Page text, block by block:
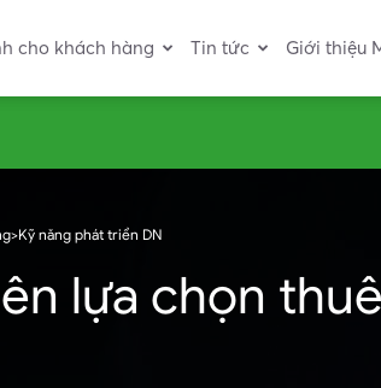
cho khách hàng Tin tức Giới thiệu
>Kỹ năng phát triển DN
lựa chọn